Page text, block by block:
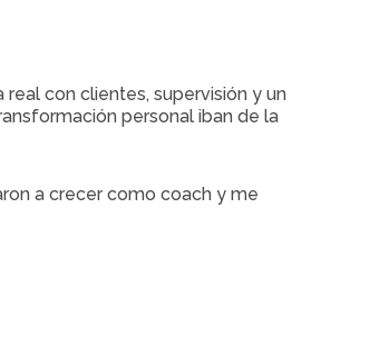
con clientes, supervisión y un
personal iban de la
a crecer como coach y me